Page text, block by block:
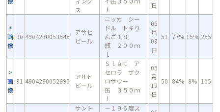
ス
ｌ
日
画
像
90 4904230053545
アサヒ
ビール
ニッカ シー
ドル トキり
んご１８
瓶 ２００ｍ
ｌ
06
月
09
日
51 77% 15% 255
画
像
91 4904230052890
アサヒ
ビール
Ｓｌａｔ ア
セロラ ザク
ロサワー
缶 ３５０ｍ
ｌ
05
月
12
日
50 84% 8% 105
サント
－１９６度ス